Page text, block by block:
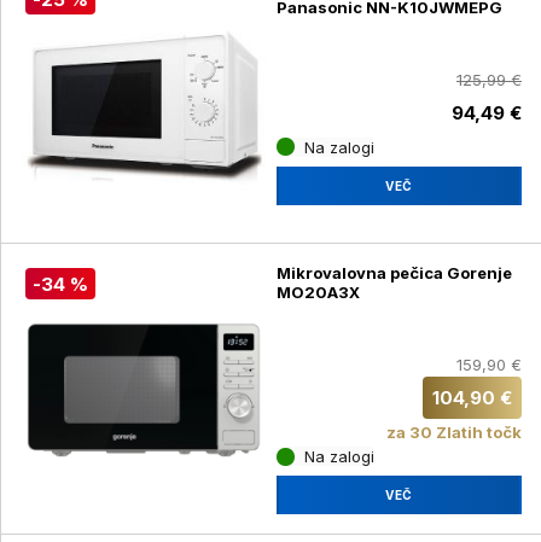
Panasonic NN-K10JWMEPG
125,99 €
94,49 €
Na zalogi
VEČ
-34 %
Mikrovalovna pečica Gorenje
MO20A3X
159,90 €
104,90 €
za 30 Zlatih točk
Na zalogi
VEČ